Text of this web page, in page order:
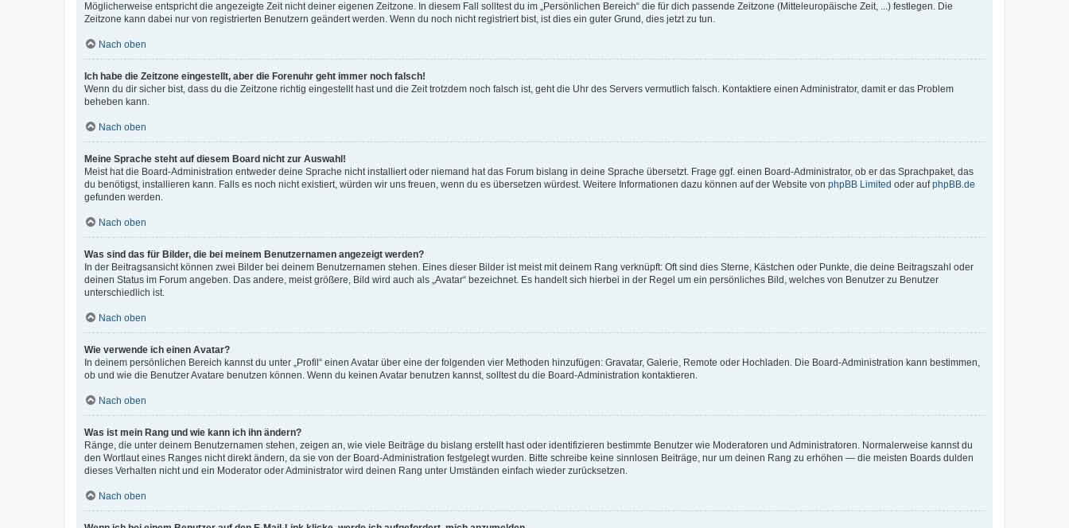
Möglicherweise entspricht die angezeigte Zeit nicht deiner eigenen Zeitzone. In diesem Fall solltest du im „Persönlichen Bereich“ die für dich passende Zeitzone (Mitteleuropäische Zeit, ...) festlegen. Die
Zeitzone kann dabei nur von registrierten Benutzern geändert werden. Wenn du noch nicht registriert bist, ist dies ein guter Grund, dies jetzt zu tun.
Nach oben
Ich habe die Zeitzone eingestellt, aber die Forenuhr geht immer noch falsch!
Wenn du dir sicher bist, dass du die Zeitzone richtig eingestellt hast und die Zeit trotzdem noch falsch ist, geht die Uhr des Servers vermutlich falsch. Kontaktiere einen Administrator, damit er das Problem
beheben kann.
Nach oben
Meine Sprache steht auf diesem Board nicht zur Auswahl!
Meist hat die Board-Administration entweder deine Sprache nicht installiert oder niemand hat das Forum bislang in deine Sprache übersetzt. Frage ggf. einen Board-Administrator, ob er das Sprachpaket, das
du benötigst, installieren kann. Falls es noch nicht existiert, würden wir uns freuen, wenn du es übersetzen würdest. Weitere Informationen dazu können auf der Website von phpBB Limited oder aufphpBB.de
gefunden werden.
Nach oben
Was sind das für Bilder, die bei meinem Benutzernamen angezeigt werden?
In der Beitragsansicht können zwei Bilder bei deinem Benutzernamen stehen. Eines dieser Bilder ist meist mit deinem Rang verknüpft: Oft sind dies Sterne, Kästchen oder Punkte, die deine Beitragszahl oder
deinen Status im Forum angeben. Das andere, meist größere, Bild wird auch als „Avatar“ bezeichnet. Es handelt sich hierbei in der Regel um ein persönliches Bild, welches von Benutzer zu Benutzer
unterschiedlich ist.
Nach oben
Wie verwende ich einen Avatar?
In deinem persönlichen Bereich kannst du unter „Profil“ einen Avatar über eine der folgenden vier Methoden hinzufügen: Gravatar, Galerie, Remote oder Hochladen. Die Board-Administration kann bestimmen,
ob und wie die Benutzer Avatare benutzen können. Wenn du keinen Avatar benutzen kannst, solltest du die Board-Administration kontaktieren.
Nach oben
Was ist mein Rang und wie kann ich ihn ändern?
Ränge, die unter deinem Benutzernamen stehen, zeigen an, wie viele Beiträge du bislang erstellt hast oder identifizieren bestimmte Benutzer wie Moderatoren und Administratoren. Normalerweise kannst du
den Wortlaut eines Ranges nicht direkt ändern, da sie von der Board-Administration festgelegt wurden. Bitte schreibe keine sinnlosen Beiträge, nur um deinen Rang zu erhöhen — die meisten Boards dulden
dieses Verhalten nicht und ein Moderator oder Administrator wird deinen Rang unter Umständen einfach wieder zurücksetzen.
Nach oben